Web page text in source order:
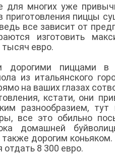
для многих уже
пиццы
все зависит от
изготовить
евро.
дорогими пиццами в
из итальянского
на ваших глазах
кстати, они
разнообразием,
все это обильно
домашней
дорогим
8 300 евро.